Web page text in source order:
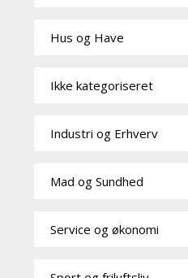
Hus og Have
Ikke kategoriseret
Industri og Erhverv
Mad og Sundhed
Service og økonomi